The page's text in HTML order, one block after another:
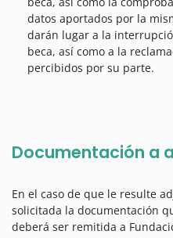
datos aportados por la
darán lugar a la
beca, así como a la
percibidos por su parte.
Documentación a
En el caso de que le resulte
solicitada la documentación
deberá ser remitida a